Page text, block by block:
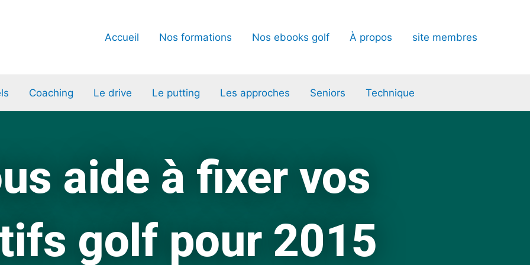
Accueil Nos formations Nos ebooks golf À propos site membres
Coaching Le drive Le putting Les approches Seniors Technique
aide à fixer vos
golf pour 2015